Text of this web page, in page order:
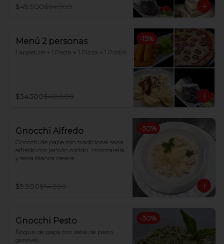
$49.900$64.900
-15%
Menú 2 personas
1 appetizer+ 1 Pasta + 1 Pizza + 1 Postre
$34.500$40.800
-30%
Gnocchi Alfredo
Gnocchi de papa con tradicional salsa
alfredo con jamón cocido , mozzarella
y salsa blanca casera
$9.900$14.200
-30%
Gnocchi Pesto
Ñoquis de papa con salsa de pesto
genovés.